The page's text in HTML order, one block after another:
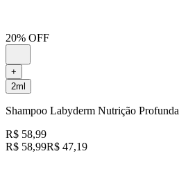
20% OFF
+
2ml
Shampoo Labyderm Nutrição Profunda
R$ 58,99
R$ 58,99R$ 47,19